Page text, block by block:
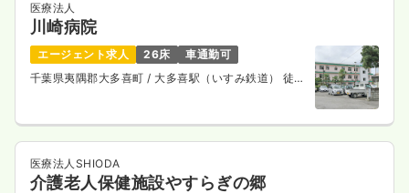
医療法人
川崎病院
エージェント求人 26床
車通勤可
千葉県夷隅郡大多喜町/ 大多喜駅（いすみ鉄道） 徒歩
医療法人SHIODA
介護老人保健施設やすらぎの郷